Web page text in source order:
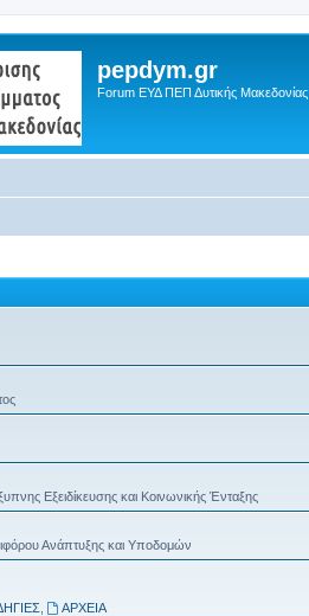
pepdym.gr
Forum ΕΥΔ ΠΕΠ Δυτικής Μακεδονίας
Εξειδίκευσης και Κοινωνικής Ένταξης
Ανάπτυξης και Υποδομών
ΑΡΧΕΙΑ